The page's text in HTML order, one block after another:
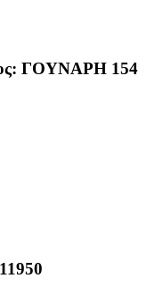
ΓΟΥΝΑΡΗ 154